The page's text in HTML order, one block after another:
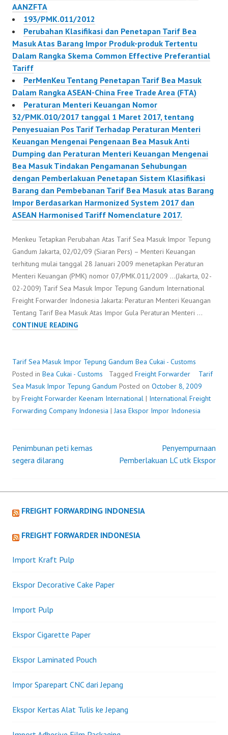
AANZFTA
193/PMK.011/2012
Perubahan Klasifikasi dan Penetapan Tarif Bea
Masuk Atas Barang Impor Produk-produk Tertentu
Dalam Rangka Skema Common Effective Preferantial
Tariff
PerMenKeu Tentang Penetapan Tarif Bea Masuk
Dalam Rangka ASEAN-China Free Trade Area (FTA)
Peraturan Menteri Keuangan Nomor
32/PMK.010/2017 tanggal 1 Maret 2017, tentang
Penyesuaian Pos Tarif Terhadap Peraturan Menteri
Keuangan Mengenai Pengenaan Bea Masuk Anti
Dumping dan Peraturan Menteri Keuangan Mengenai
Bea Masuk Tindakan Pengamanan Sehubungan
dengan Pemberlakuan Penetapan Sistem Klasifikasi
Barang dan Pembebanan Tarif Bea Masuk atas Barang
Impor Berdasarkan Harmonized System 2017 dan
ASEAN Harmonised Tariff Nomenclature 2017.
Menkeu Tetapkan Perubahan Atas Tarif Sea Masuk Impor Tepung
Gandum Jakarta, 02/02/09 (Siaran Pers) – Menteri Keuangan
terhitung mulai tanggal 28 Januari 2009 menetapkan Peraturan
Menteri Keuangan (PMK) nomor 07/PMK.011/2009 …(Jakarta, 02-
02-2009) Tarif Sea Masuk Impor Tepung Gandum International
Freight Forwarder Indonesia Jakarta: Peraturan Menteri Keuangan
Tentang Tarif Bea Masuk Atas Impor Gula Peraturan Menteri …
CONTINUE READINGTARIF
IMPOR
TEPUNG
GANDUM
Tarif Sea Masuk Impor Tepung Gandum Bea Cukai - Customs
Posted in Bea Cukai - Customs Tagged Freight Forwarder
Tarif
Sea Masuk Impor Tepung Gandum Posted on October 8, 2009
byFreight Forwarder Keenam International | International Freight
Forwarding Company Indonesia |Jasa Ekspor Impor Indonesia
Post
Penimbunan peti kemas
segera dilarang
Penyempurnaan
Pemberlakuan LC utk Ekspor
FREIGHT FORWARDING INDONESIA
FREIGHT FORWARDER INDONESIA
Import Kraft Pulp
Ekspor Decorative Cake Paper
Import Pulp
Ekspor Cigarette Paper
Ekspor Laminated Pouch
Impor Sparepart CNC dari Jepang
Ekspor Kertas Alat Tulis ke Jepang